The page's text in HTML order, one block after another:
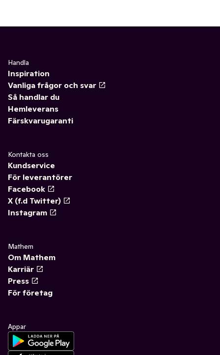
Handla
Inspiration
Vanliga frågor och svar
Så handlar du
Hemleverans
Färskvarugaranti
Kontakta oss
Kundservice
För leverantörer
Facebook
X (f.d Twitter)
Instagram
Mathem
Om Mathem
Karriär
Press
För företag
Appar